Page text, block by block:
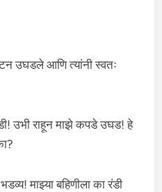
उघडले आणि त्यांनी स्वतः
उभी राहून माझे कपडे उघड! हे
माझ्या बहिणीला का रंडी